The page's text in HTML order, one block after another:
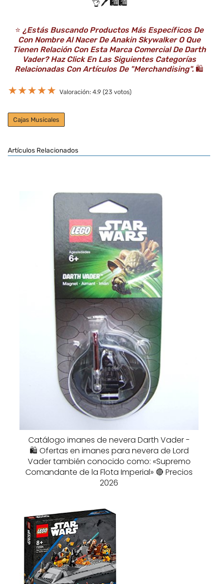
👌🖊️🛍️🛍️
⭐️ ¿Estás Buscando Productos Más Específicos De
Con Nombre Al Nacer De Anakin Skywalker O Que
Tienen Relación Con Esta Marca Comercial De Darth
Vader? Haz Click En Las Siguientes Categorías
Relacionadas Con Artículos De "Merchandising". 🛍️
★★★★★ Valoración: 4.9 (23 votos)
Cajas Musicales
Artículos Relacionados
Catálogo imanes de nevera Darth Vader -
🛍️ Ofertas en imanes para nevera de Lord
Vader también conocido como: «Supremo
Comandante de la Flota Imperial» 🔴 Precios
2026